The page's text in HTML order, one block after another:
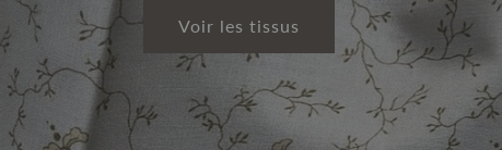
Voir les tissus